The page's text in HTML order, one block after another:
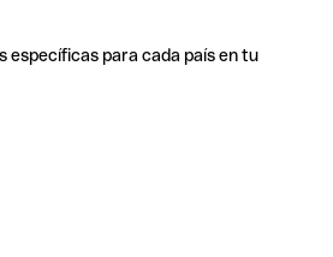
específicas para cada país en tu